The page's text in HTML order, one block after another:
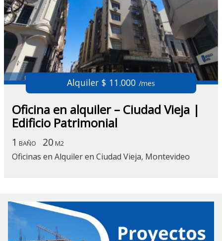
Alquiler $ 11.000 /mes
Oficina en alquiler – Ciudad Vieja |
Edificio Patrimonial
1 BAÑO 20 M2
Oficinas en Alquiler en Ciudad Vieja, Montevideo